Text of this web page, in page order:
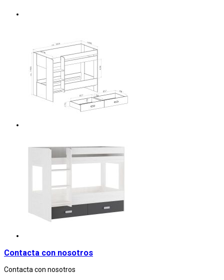
Contacta con nosotros
Contacta con nosotros